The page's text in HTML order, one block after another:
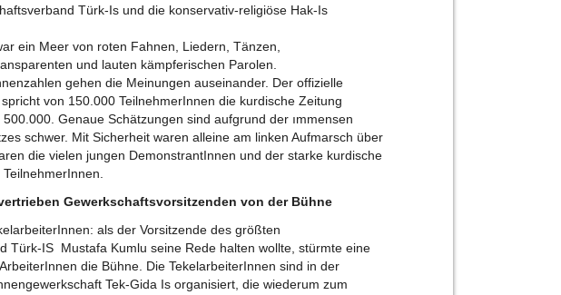
Türk-Is und die konservativ-religiöse Hak-Is
ein Meer von roten Fahnen, Liedern, Tänzen,
und lauten kämpferischen Parolen.
gehen die Meinungen auseinander. Der offizielle
von 150.000 TeilnehmerInnen die kurdische Zeitung
500.000. Genaue Schätzungen sind aufgrund der ımmensen
schwer. Mit Sicherheit waren alleine am linken Aufmarsch über
die vielen jungen DemonstrantInnen und der starke kurdische
TeilnehmerInnen.
Gewerkschaftsvorsitzenden von der Bühne
als der Vorsitzende des größten
Türk-IS Mustafa Kumlu seine Rede halten wollte, stürmte eine
die Bühne. Die TekelarbeiterInnen sind in der
Tek-Gida Is organisiert, die wiederum zum